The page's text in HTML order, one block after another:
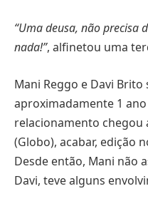
“Uma deusa, não precisa
nada!”, alfinetou uma
Mani Reggo e Davi
aproximadamente 1 ano
relacionamento chegou
(Globo), acabar, edição
Desde então, Mani não
Davi, teve alguns